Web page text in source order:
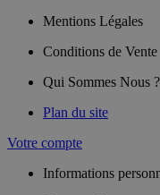
Mentions Légales
Conditions de Vente
Qui Sommes Nous ?
Plan du site
Votre compte
Informations